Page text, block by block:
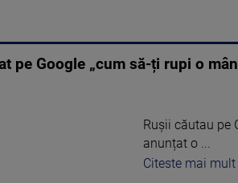
pe Google „cum să-ți rupi o
Rușii căutau pe
anunțat o ...
Citeste mai mult